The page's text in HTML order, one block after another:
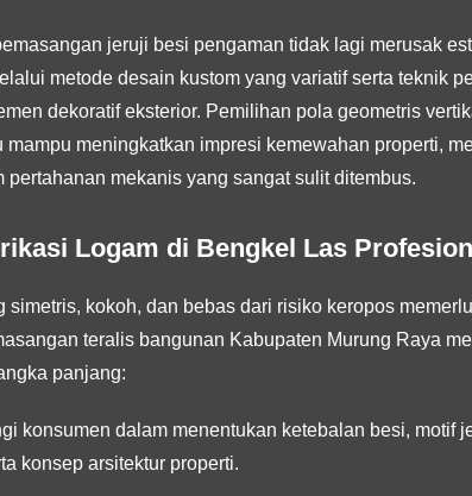
jeruji besi pengaman tidak lagi merusak
metode desain kustom yang variatif serta teknik
dekoratif eksterior. Pemilihan pola geometris
meningkatkan impresi kemewahan properti,
mekanis yang sangat sulit ditembus.
Logam di Bengkel Las
simetris, kokoh, dan bebas dari risiko keropos
teralis bangunan Kabupaten Murung Raya
panjang:
konsumen dalam menentukan ketebalan besi, motif
konsep arsitektur properti.